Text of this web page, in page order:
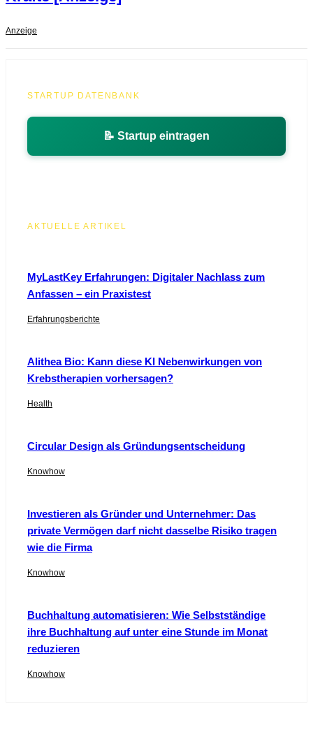
Anzeige
STARTUP DATENBANK
📝 Startup eintragen
AKTUELLE ARTIKEL
MyLastKey Erfahrungen: Digitaler Nachlass zum
Anfassen – ein Praxistest
Erfahrungsberichte
Alithea Bio: Kann diese KI Nebenwirkungen von
Krebstherapien vorhersagen?
Health
Circular Design als Gründungsentscheidung
Knowhow
Investieren als Gründer und Unternehmer: Das
private Vermögen darf nicht dasselbe Risiko tragen
wie die Firma
Knowhow
Buchhaltung automatisieren: Wie Selbstständige
ihre Buchhaltung auf unter eine Stunde im Monat
reduzieren
Knowhow